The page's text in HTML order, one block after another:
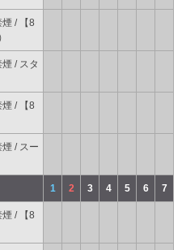
/ 【8
/ スタ
/ 【8
/ スー
1 2 3 4 5 6 7
/ 【8